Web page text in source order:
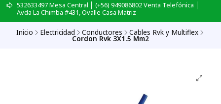
532633497 Mesa Central │ (+56) 949086802 Venta Telefónica │
Avda La Chimba #431, Ovalle Casa Matriz
Inicio Electricidad Conductores Cables Rvk y Multiflex
Cordon Rvk 3X1.5 Mm2